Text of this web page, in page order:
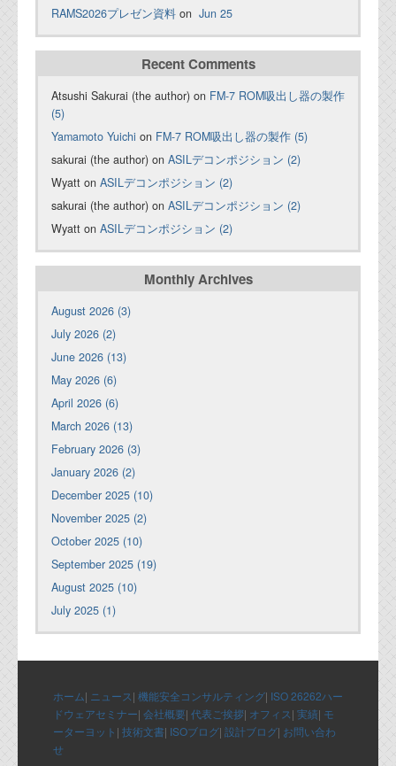
RAMS2026プレゼン資料 on Jun 25
Recent Comments
Atsushi Sakurai (the author) on FM-7 ROM吸出し器の製作
(5)
Yamamoto Yuichi on FM-7 ROM吸出し器の製作 (5)
sakurai (the author) on ASILデコンポジション (2)
Wyatt on ASILデコンポジション (2)
sakurai (the author) on ASILデコンポジション (2)
Wyatt on ASILデコンポジション (2)
Monthly Archives
August 2026 (3)
July 2026 (2)
June 2026 (13)
May 2026 (6)
April 2026 (6)
March 2026 (13)
February 2026 (3)
January 2026 (2)
December 2025 (10)
November 2025 (2)
October 2025 (10)
September 2025 (19)
August 2025 (10)
July 2025 (1)
ホーム| ニュース| 機能安全コンサルティング| ISO 26262ハー
ドウェアセミナー| 会社概要| 代表ご挨拶| オフィス| 実績| モ
ーターヨット | 技術文書| ISOブログ| 設計ブログ| お問い合わ
せ